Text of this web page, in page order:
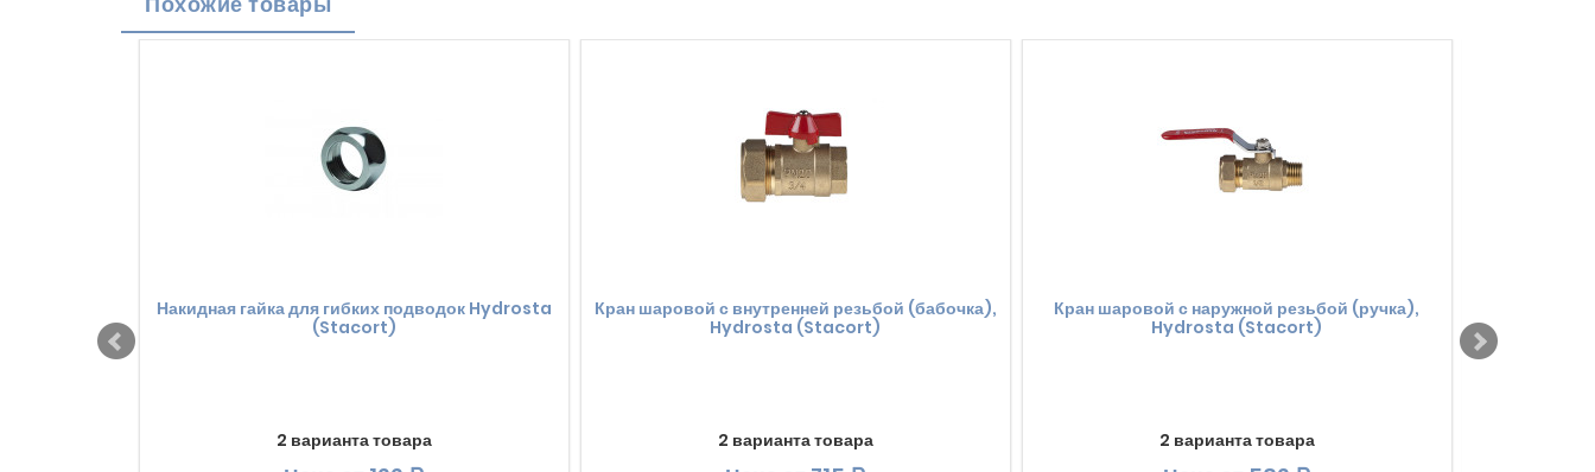
Накидная гайка для гибких подводок Hydrosta
(Stacort)
2 варианта товара
Кран шаровой с внутренней резьбой (бабочка),
Hydrosta (Stacort)
2 варианта товара
Кран шаровой с наружной резьбой (ручка),
Hydrosta (Stacort)
2 варианта товара